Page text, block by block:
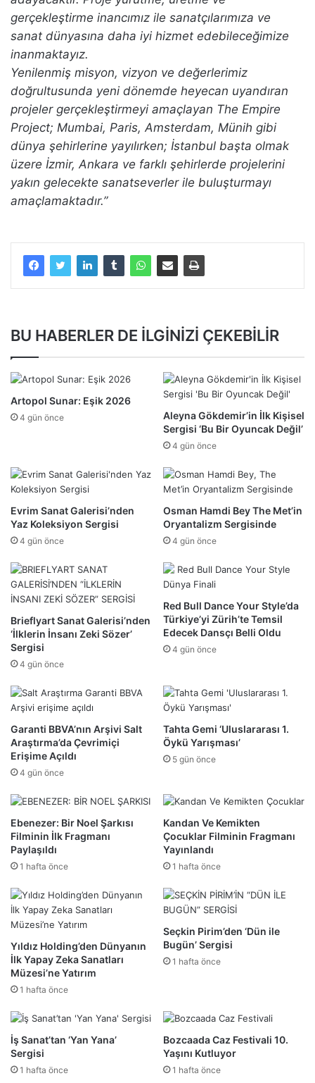
gerçekleştirme inancımız ile sanatçılarımıza ve
sanat dünyasına daha iyi hizmet edebileceğimize
inanmaktayız.
Yenilenmiş misyon, vizyon ve değerlerimiz
doğrultusunda yeni dönemde heyecan uyandıran
projeler gerçekleştirmeyi amaçlayan The Empire
Project; Mumbai, Paris, Amsterdam, Münih gibi
dünya şehirlerine yayılırken; İstanbul başta olmak
üzere İzmir, Ankara ve farklı şehirlerde projelerini
yakın gelecekte sanatseverler ile buluşturmayı
amaçlamaktadır.”
BU HABERLER DE İLGİNİZİ ÇEKEBİLİR
Artopol Sunar: Eşik 2026
4 gün önce
Aleyna Gökdemir’in İlk Kişisel
Sergisi ‘Bu Bir Oyuncak Değil’
4 gün önce
Evrim Sanat Galerisi’nden
Yaz Koleksiyon Sergisi
4 gün önce
Osman Hamdi Bey The Met’in
Oryantalizm Sergisinde
4 gün önce
Brieflyart Sanat Galerisi’nden
‘İlklerin İnsanı Zeki Sözer’
Sergisi
4 gün önce
Red Bull Dance Your Style’da
Türkiye’yi Zürih’te Temsil
Edecek Dansçı Belli Oldu
4 gün önce
Garanti BBVA’nın Arşivi Salt
Araştırma’da Çevrimiçi
Erişime Açıldı
4 gün önce
Tahta Gemi ‘Uluslararası 1.
Öykü Yarışması’
5 gün önce
Ebenezer: Bir Noel Şarkısı
Filminin İlk Fragmanı
Paylaşıldı
1 hafta önce
Kandan Ve Kemikten
Çocuklar Filminin Fragmanı
Yayınlandı
1 hafta önce
Yıldız Holding’den Dünyanın
İlk Yapay Zeka Sanatları
Müzesi’ne Yatırım
1 hafta önce
Seçkin Pirim’den ‘Dün ile
Bugün’ Sergisi
1 hafta önce
İş Sanat’tan ‘Yan Yana’
Sergisi
1 hafta önce
Bozcaada Caz Festivali 10.
Yaşını Kutluyor
1 hafta önce